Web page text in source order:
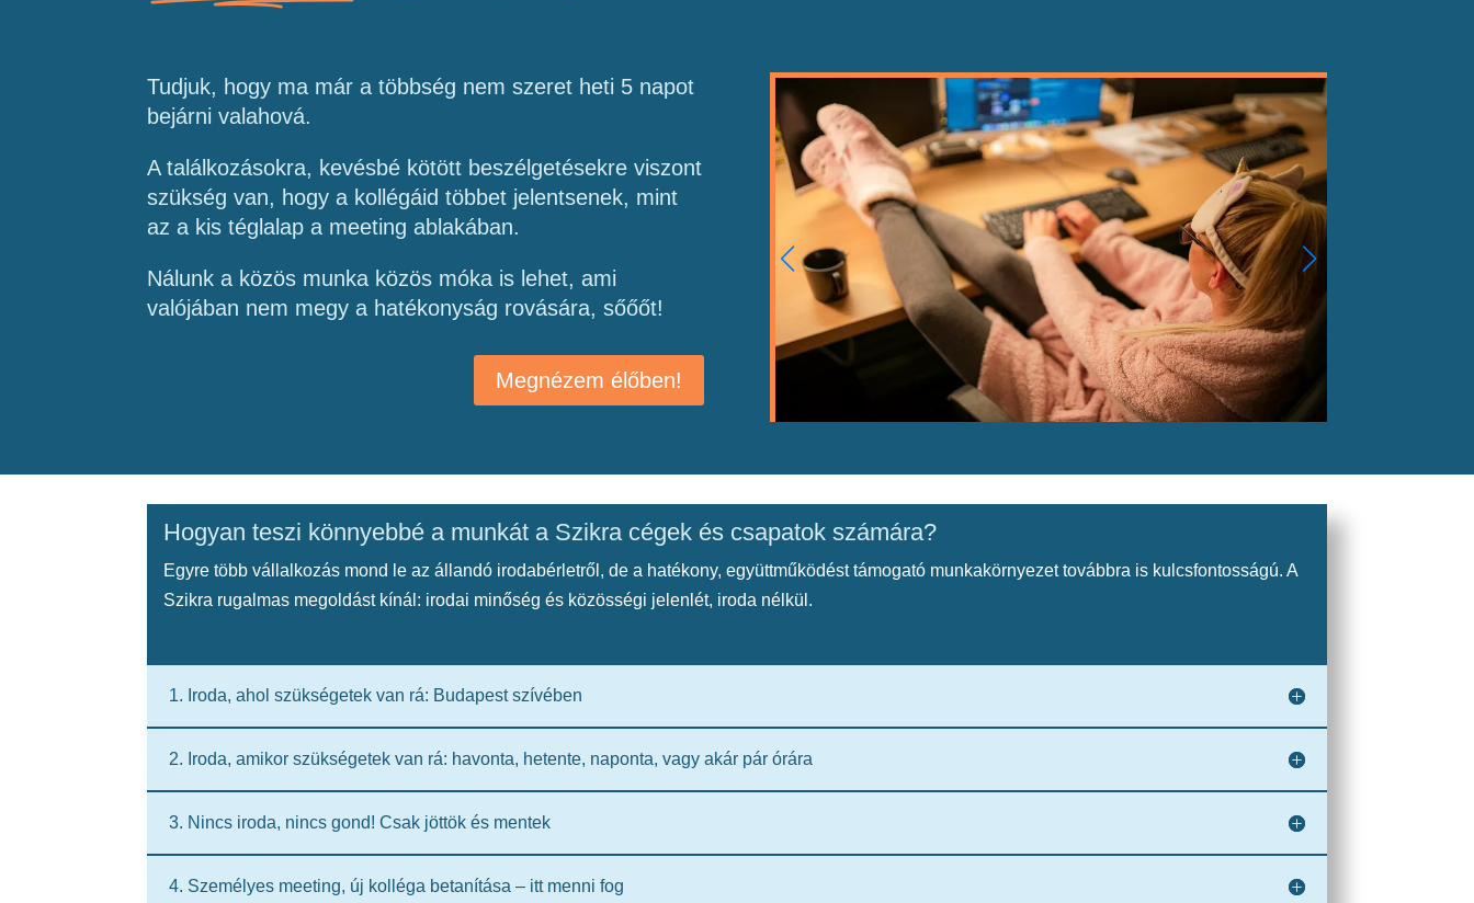
Tudjuk, hogy ma már a többség nem szeret heti 5 napot
bejárni valahová.
A találkozásokra, kevésbé kötött beszélgetésekre viszont
szükség van, hogy a kollégáid többet jelentsenek, mint
az a kis téglalap a meeting ablakában.
Nálunk a közös munka közös móka is lehet, ami
valójában nem megy a hatékonyság rovására, sőőőt!
Megnézem élőben!
Hogyan teszi könnyebbé a munkát a Szikra cégek és csapatok számára?
Egyre több vállalkozás mond le az állandó irodabérletről, de a hatékony, együttműködést támogató munkakörnyezet továbbra is kulcsfontosságú. A
Szikra rugalmas megoldást kínál: irodai minőség és közösségi jelenlét, iroda nélkül.
1. Iroda, ahol szükségetek van rá: Budapest szívében
2. Iroda, amikor szükségetek van rá: havonta, hetente, naponta, vagy akár pár órára
3. Nincs iroda, nincs gond! Csak jöttök és mentek
4. Személyes meeting, új kolléga betanítása – itt menni fog